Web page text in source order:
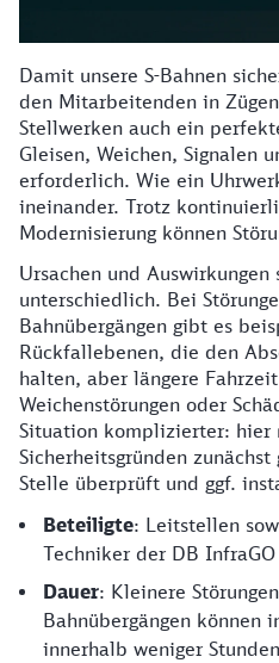
Damit unsere S-Bahnen
den Mitarbeitenden in
Stellwerken auch ein
Gleisen, Weichen, Signalen
erforderlich. Wie ein
ineinander. Trotz
Modernisierung können
Ursachen und
unterschiedlich. Bei
Bahnübergängen gibt es
Rückfallebenen, die den
halten, aber längere
Weichenstörungen oder
Situation komplizierter: hier
Sicherheitsgründen
Stelle überprüft und ggf.
Beteiligte: Leitstellen
Techniker der DB InfraGO
Dauer: Kleinere
Bahnübergängen können
innerhalb weniger